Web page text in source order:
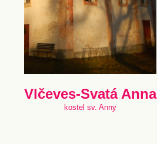
Vlčeves-Svatá Anna
kostel sv. Anny